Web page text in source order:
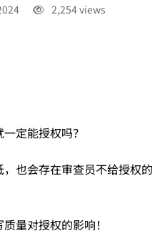
2,254 views
定能授权吗？
也会存在审查员不给授权的
量对授权的影响！